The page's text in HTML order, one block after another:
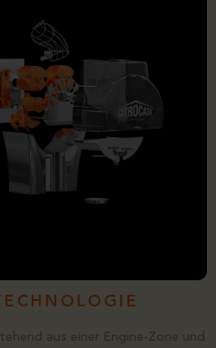
aus einer Engine-Zone und